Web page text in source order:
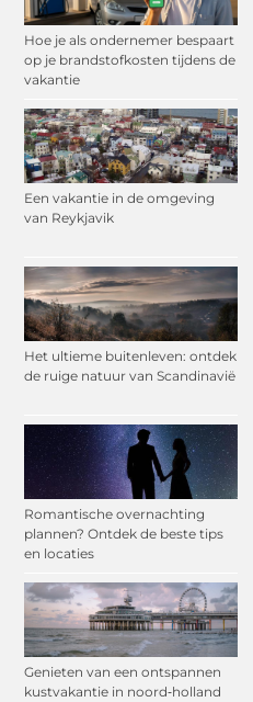
Hoe je als ondernemer bespaart
op je brandstofkosten tijdens de
vakantie
Een vakantie in de omgeving
van Reykjavik
Het ultieme buitenleven: ontdek
de ruige natuur van Scandinavië
Romantische overnachting
plannen? Ontdek de beste tips
en locaties
Genieten van een ontspannen
kustvakantie in noord‑holland